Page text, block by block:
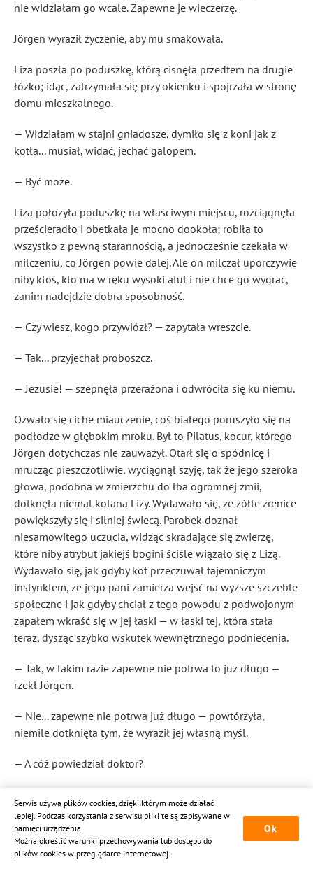
nie widziałam go wcale. Zapewne je wieczerzę.
Jörgen wyraził życzenie, aby mu smakowała.
Liza poszła po poduszkę, którą cisnęła przedtem na drugie
łóżko; idąc, zatrzymała się przy okienku i spojrzała w stronę
domu mieszkalnego.
— Widziałam w stajni gniadosze, dymiło się z koni jak z
kotła... musiał, widać, jechać galopem.
— Być może.
Liza położyła poduszkę na właściwym miejscu, rozciągnęła
prześcieradło i obetkała je mocno dookoła; robiła to
wszystko z pewną starannością, a jednocześnie czekała w
milczeniu, co Jörgen powie dalej. Ale on milczał uporczywie
niby ktoś, kto ma w ręku wysoki atut i nie chce go wygrać,
zanim nadejdzie dobra sposobność.
— Czy wiesz, kogo przywiózł? — zapytała wreszcie.
— Tak... przyjechał proboszcz.
— Jezusie! — szepnęła przerażona i odwróciła się ku niemu.
Ozwało się ciche miauczenie, coś białego poruszyło się na
podłodze w głębokim mroku. Był to Pilatus, kocur, którego
Jörgen dotychczas nie zauważył. Otarł się o spódnicę i
mrucząc pieszczotliwie, wyciągnął szyję, tak że jego szeroka
głowa, podobna w zmierzchu do łba ogromnej żmii,
dotknęła niemal kolana Lizy. Wydawało się, że żółte źrenice
powiększyły się i silniej świecą. Parobek doznał
niesamowitego uczucia, widząc skradające się zwierzę,
które niby atrybut jakiejś bogini ściśle wiązało się z Lizą.
Wydawało się, jak gdyby kot przeczuwał tajemniczym
instynktem, że jego pani zamierza wejść na wyższe szczeble
społeczne i jak gdyby chciał z tego powodu z podwojonym
zapałem wkraść się w jej łaski — w łaski tej, która stała
teraz, dysząc szybko wskutek wewnętrznego podniecenia.
— Tak, w takim razie zapewne nie potrwa to już długo —
rzekł Jörgen.
— Nie... zapewne nie potrwa już długo — powtórzyła,
niemile dotknięta tym, że wyraził jej własną myśl.
— A cóż powiedział doktor?
pogłaskała zwierzę.
— Tego nie wiem.
Serwis używa plików cookies, dzięki którym może działać
lepiej. Podczas korzystania z serwisu pliki te są zapisywane w
pamięci urządzenia.
Można określić warunki przechowywania lub dostępu do
plików cookies w przeglądarce internetowej.
Ok